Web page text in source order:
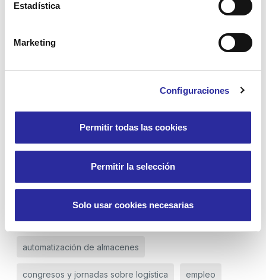
Estadística
Marketing
Configuraciones
Permitir todas las cookies
Permitir la selección
Solo usar cookies necesarias
innovación de packaging y logística Pick&Pack
2023
Zenit Logistics, presente en la XIII Feria de
Empleo para personas con discapacidad
Zenit Logistics, entre las principales empresas de
logística in-house
End2End: Retail Supply Chain Solutions
IV Congreso CEL Logística Hospitalaria
automatización de almacenes
congresos y jornadas sobre logística empleo